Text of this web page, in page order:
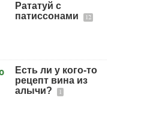
Рататуй с
патиссонами
12
Есть ли у кого-то
рецепт вина из
алычи?
1